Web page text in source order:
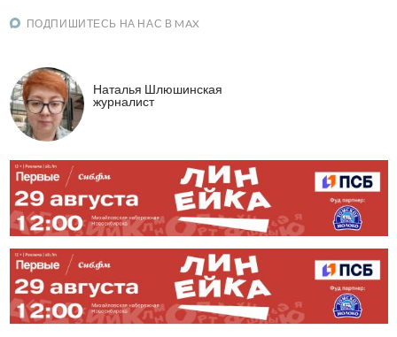
ПОДПИШИТЕСЬ НА НАС В MAX
Наталья Шлюшинская
журналист